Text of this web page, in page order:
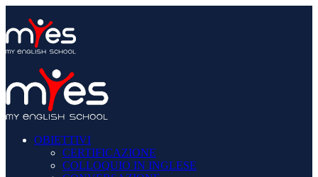
OBIETTIVI
CERTIFICAZIONE
COLLOQUIO IN INGLESE